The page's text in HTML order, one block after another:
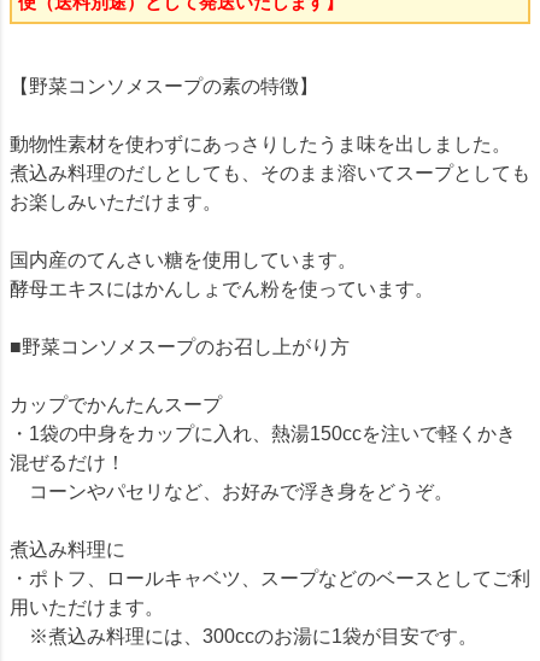
【野菜コンソメスープの素の特徴】
動物性素材を使わずにあっさりしたうま味を出しました。
煮込み料理のだしとしても、そのまま溶いてスープとしても
お楽しみいただけます。
国内産のてんさい糖を使用しています。
酵母エキスにはかんしょでん粉を使っています。
■野菜コンソメスープのお召し上がり方
カップでかんたんスープ
・1袋の中身をカップに入れ、熱湯150ccを注いで軽くかき
混ぜるだけ！
コーンやパセリなど、お好みで浮き身をどうぞ。
煮込み料理に
・ポトフ、ロールキャベツ、スープなどのベースとしてご利
用いただけます。
※煮込み料理には、300ccのお湯に1袋が目安です。